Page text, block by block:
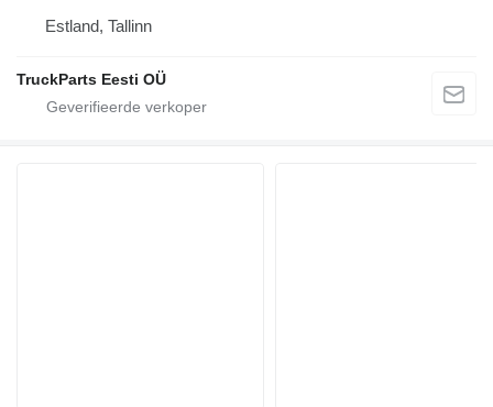
Estland, Tallinn
TruckParts Eesti OÜ